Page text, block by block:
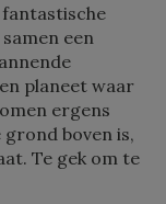
een
planeet waar
ergens
boven is,
Te gek om te